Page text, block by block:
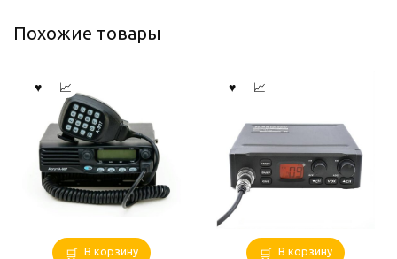
Похожие товары
В корзину В корзину